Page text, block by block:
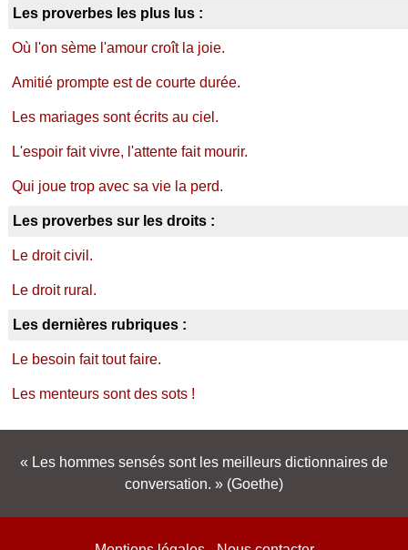
Les proverbes les plus lus :
Où l'on sème l'amour croît la joie.
Amitié prompte est de courte durée.
Les mariages sont écrits au ciel.
L'espoir fait vivre, l'attente fait mourir.
Qui joue trop avec sa vie la perd.
Les proverbes sur les droits :
Le droit civil.
Le droit rural.
Les dernières rubriques :
Le besoin fait tout faire.
Les menteurs sont des sots !
Les hommes sensés sont les meilleurs dictionnaires de
conversation.
(Goethe)